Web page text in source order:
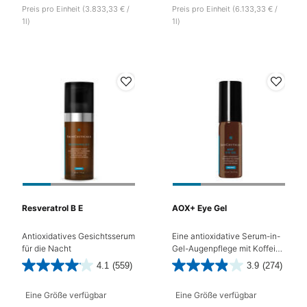
Preis pro Einheit (3.833,33 € /
1l)
Preis pro Einheit (6.133,33 € /
1l)
Resveratrol B E
Antioxidatives Gesichtsserum
für die Nacht
4.1 (559)
Eine Größe verfügbar
AOX+ Eye Gel
Eine antioxidative Serum-in-
Gel-Augenpflege mit Koffein,
welches die Augenpartie vor
lichtbedingter Hautalterung
Schwellungen und
3.9 (274)
Eine Größe verfügbar